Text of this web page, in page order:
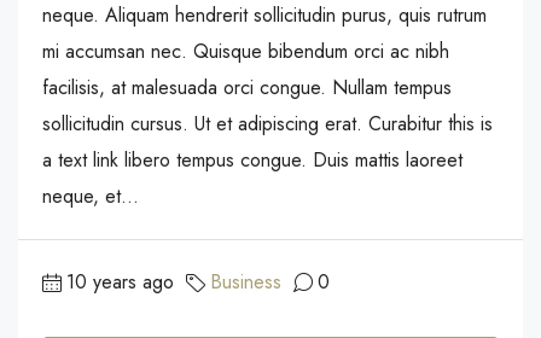
neque. Aliquam hendrerit sollicitudin purus, quis rutrum
mi accumsan nec. Quisque bibendum orci ac nibh
facilisis, at malesuada orci congue. Nullam tempus
sollicitudin cursus. Ut et adipiscing erat. Curabitur this is
a text link libero tempus congue. Duis mattis laoreet
neque, et...
10 years ago Business 0